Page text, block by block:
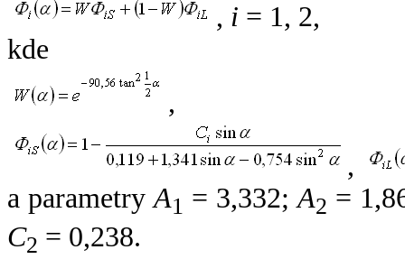
, i = 1, 2,
kde
,
,
a parametryA1 = 3,332;A2 =
C2 = 0,238.